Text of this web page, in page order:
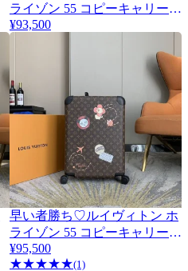
ライゾン 55 コピーキャリーバ
ッグ モノグラム vur87438
¥93,500
早い者勝ち♡ルイヴィトン ホ
ライゾン 55 コピーキャリーバ
ッグ モノグラム vug22747
¥95,500
★★★★★(1)